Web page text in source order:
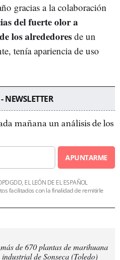
gracias a la colaboración
del fuerte olor a
los alrededoresde un
tenía apariencia de uso
NEWSLETTER
mañana un análisis de los
APUNTARME
EL LEÓN DE EL ESPAÑOL
facilitados con la finalidad de remitirle
de 670 plantas de marihuana
de Sonseca (Toledo)